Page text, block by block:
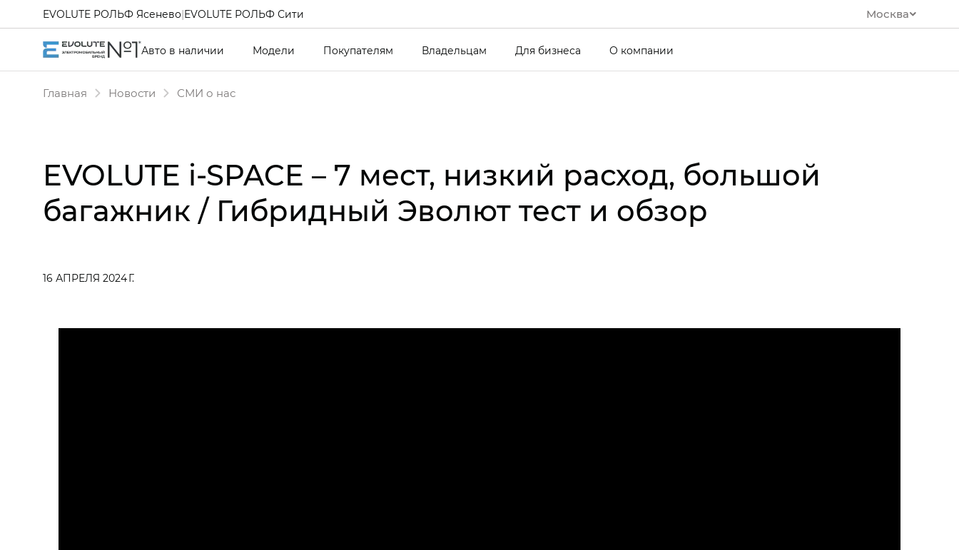
Москва
EVOLUTE РОЛЬФ Ясенево|EVOLUTE РОЛЬФ Сити
Авто в наличии Модели Покупателям Владельцам Для бизнеса О компании
Главная Новости СМИ о нас
EVOLUTE i-SPACE – 7 мест, низкий расход, большой
багажник / Гибридный Эволют тест и обзор
16 АПРЕЛЯ 2024 Г.